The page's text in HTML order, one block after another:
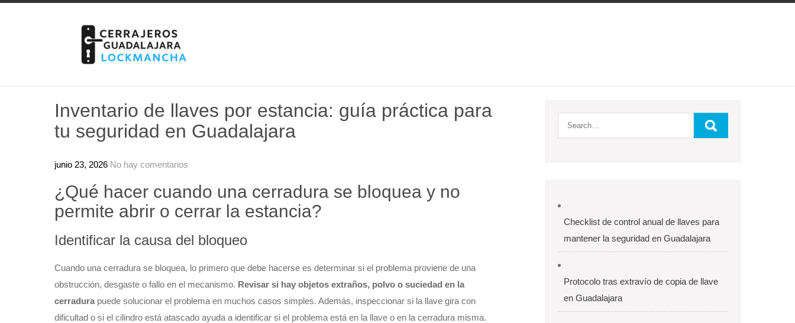
Inventario de llaves por estancia: guía práctica para
tu seguridad en Guadalajara
junio 23, 2026 No hay comentarios
¿Qué hacer cuando una cerradura se bloquea y no
permite abrir o cerrar la estancia?
Identificar la causa del bloqueo
Cuando una cerradura se bloquea, lo primero que debe hacerse es determinar si el problema proviene de una
obstrucción, desgaste o fallo en el mecanismo. Revisar si hay objetos extraños, polvo o suciedad en la
cerradura puede solucionar el problema en muchos casos simples. Además, inspeccionar si la llave gira con
dificultad o si el cilindro está atascado ayuda a identificar si el problema está en la llave o en la cerradura misma.
Checklist de control anual de llaves para
mantener la seguridad en Guadalajara
Protocolo tras extravío de copia de llave
en Guadalajara